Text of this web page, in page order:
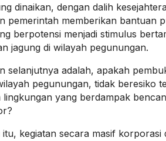
dinaikan, dengan dalih
pemerintah memberikan bantuan
berpotensi menjadi stimulus
jagung di wilayah pegunungan.
selanjutnya adalah, apakah
pegunungan, tidak beresiko
lingkungan yang berdampak
itu, kegiatan secara masif korporasi